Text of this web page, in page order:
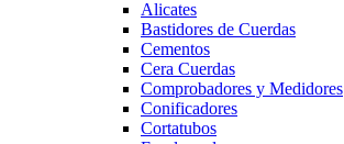
Alicates
Bastidores de Cuerdas
Cementos
Cera Cuerdas
Comprobadores y Medidores
Conificadores
Cortatubos